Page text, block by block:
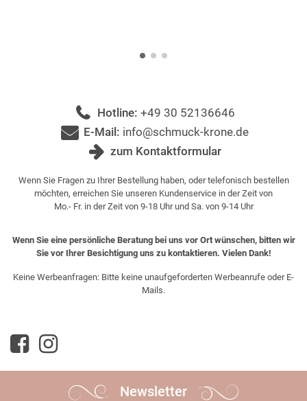
Hotline: +49 30 52136646
E-Mail: info@schmuck-krone.de
zum Kontaktformular
Wenn Sie Fragen zu Ihrer Bestellung haben, oder telefonisch bestellen
möchten, erreichen Sie unseren Kundenservice in der Zeit von
Mo.- Fr. in der Zeit von 9-18 Uhr und Sa. von 9-14 Uhr
Wenn Sie eine persönliche Beratung bei uns vor Ort wünschen, bitten wir
Sie vor Ihrer Besichtigung uns zu kontaktieren. Vielen Dank!
Keine Werbeanfragen: Bitte keine unaufgeforderten Werbeanrufe oder E-
Mails.
Newsletter